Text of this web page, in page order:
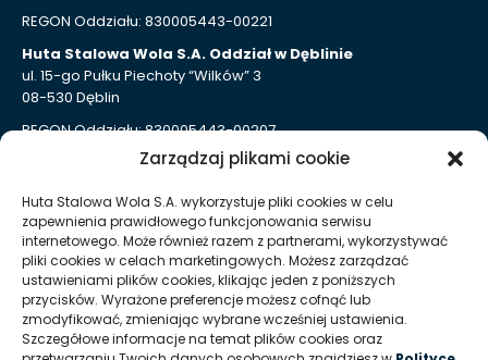
Zarządzaj plikami cookie
Huta Stalowa Wola S.A. wykorzystuje pliki cookies w celu
zapewnienia prawidłowego funkcjonowania serwisu
internetowego. Może również razem z partnerami, wykorzystywać
pliki cookies w celach marketingowych. Możesz zarządzać
ustawieniami plików cookies, klikając jeden z poniższych
przycisków. Wyrażone preferencje możesz cofnąć lub
zmodyfikować, zmieniając wybrane wcześniej ustawienia.
Szczegółowe informacje na temat plików cookies oraz
REGON Oddziału: 830005443-00221
Huta Stalowa Wola S.A. Oddział w Dęblinie
ul. 15-go Pułku Piechoty “Wilków” 3
08-530 Dęblin
REGON Oddziału: 830005443-00207
Huta Stalowa Wola S.A. Oddział Autosan w Sanoku
38-500 Sanok
REGON Oddziału 830005443-00214
Kontakt dla mediów
T:+48 (15) 813 51 38